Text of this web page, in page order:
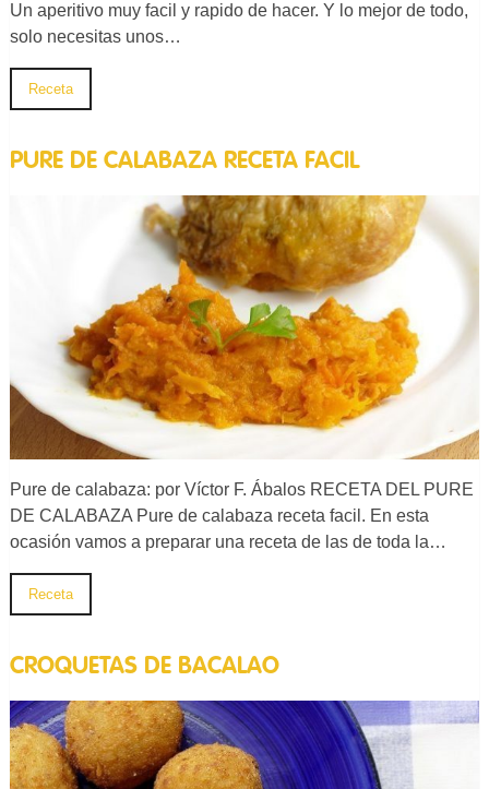
Un aperitivo muy facil y rapido de hacer. Y lo mejor de todo,
solo necesitas unos…
Receta
PURE DE CALABAZA RECETA FACIL
Pure de calabaza: por Víctor F. Ábalos RECETA DEL PURE
DE CALABAZA Pure de calabaza receta facil. En esta
ocasión vamos a preparar una receta de las de toda la…
Receta
CROQUETAS DE BACALAO